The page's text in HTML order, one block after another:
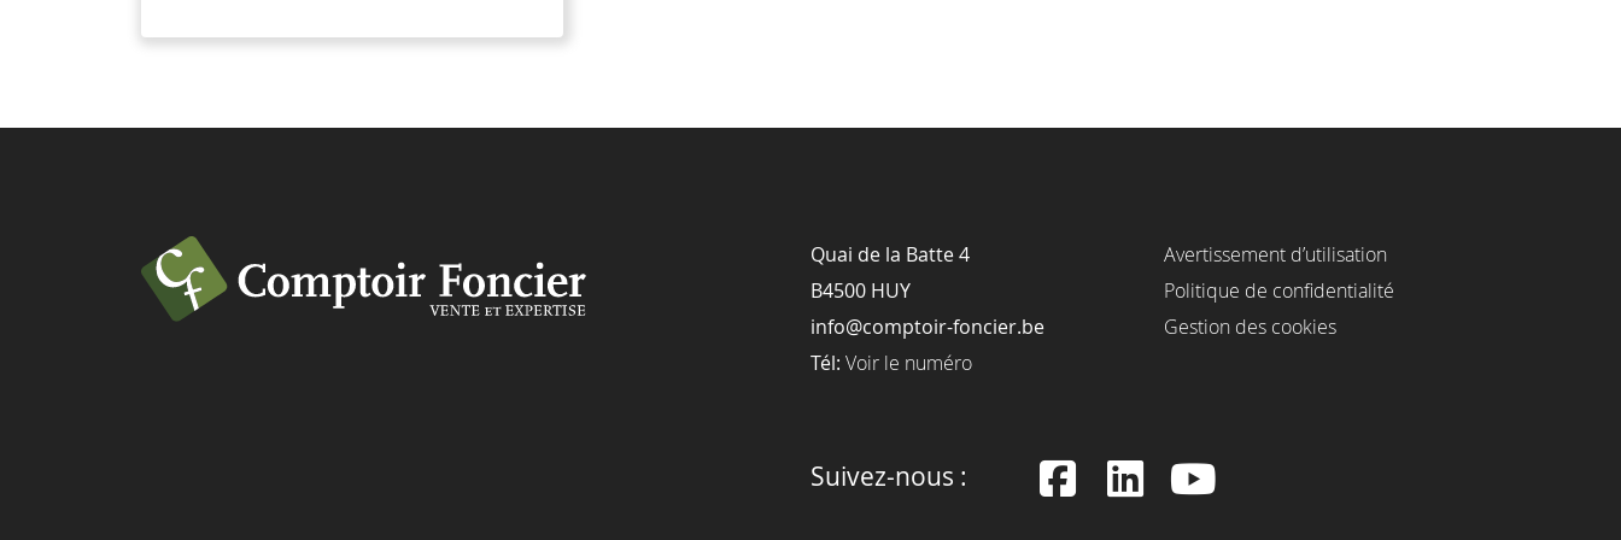
Quai de la Batte 4
B4500 HUY
info@comptoir-foncier.be
Tél: Voir le numéro
Avertissement d’utilisation
Politique de confidentialité
Gestion des cookies
Suivez-nous :